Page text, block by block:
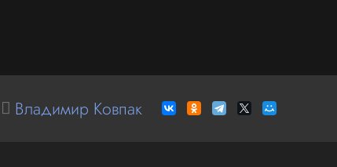
Владимир Ковпак